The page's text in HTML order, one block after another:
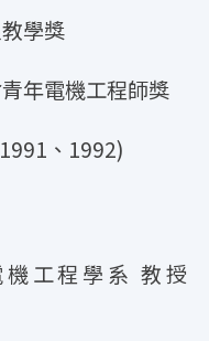
學獎
年電機工程師獎
、1992)
工程學系 教授